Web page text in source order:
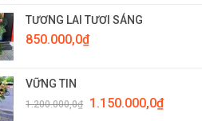
TƯƠNG LAI TƯƠI SÁNG
850.000,0₫
VỮNG TIN
1.200.000,0₫
Giá
1.150.000,0₫Giá